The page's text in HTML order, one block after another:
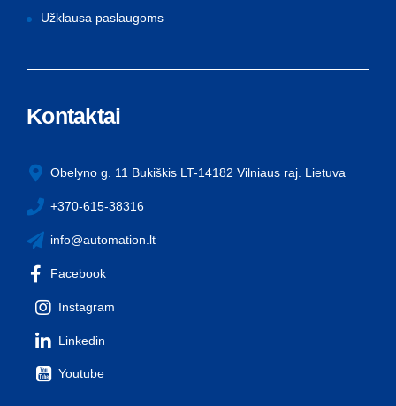
Užklausa paslaugoms
Kontaktai
Obelyno g. 11 Bukiškis LT-14182 Vilniaus raj. Lietuva
+370-615-38316
info@automation.lt
Facebook
Instagram
Linkedin
Youtube